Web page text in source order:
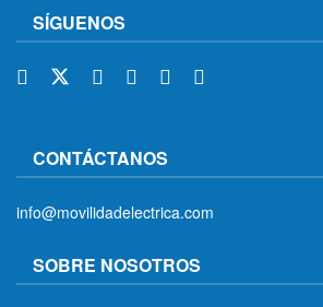
SÍGUENOS
CONTÁCTANOS
info@movilidadelectrica.com
SOBRE NOSOTROS